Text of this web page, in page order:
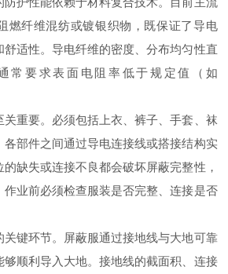
燃纤维混纺或镀银织物，既保证了导电
适性。导电纤维的密度、分布均匀性直
常要求表面电阻率低于规定值（如
重要。必须包括上衣、裤子、手套、袜
部件之间通过导电连接线或搭接结构实
缺失或连接不良都会破坏屏蔽完整性，
作业前必须检查服装是否完整、连接是否
键环节。屏蔽服通过接地线与大地可靠
顺利导入大地。接地线的截面积、连接